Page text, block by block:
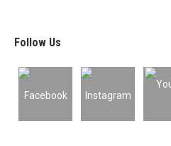
Follow Us